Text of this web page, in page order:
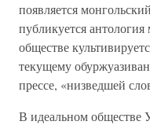
появляется
публикуется
обществе
текущему
прессе, «низведшей
В идеальном обществе